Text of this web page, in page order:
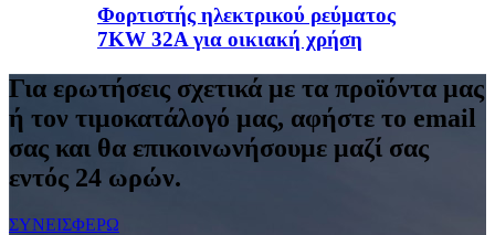
Φορτιστής ηλεκτρικού ρεύματος
7KW 32A για οικιακή χρήση
Για ερωτήσεις σχετικά με τα προϊόντα μας
ή τον τιμοκατάλογό μας, αφήστε το email
σας και θα επικοινωνήσουμε μαζί σας
εντός 24 ωρών.
ΣΥΝΕΙΣΦΕΡΩ